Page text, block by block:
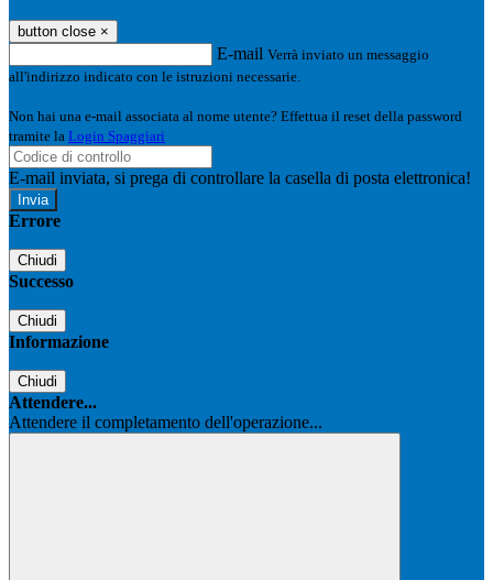
button close ×
E-mail Verrà inviato un messaggio
all'indirizzo indicato con le istruzioni necessarie.
Non hai una e-mail associata al nome utente? Effettua il reset della password
tramite la Login Spaggiari
E-mail inviata, si prega di controllare la casella di posta elettronica!
Errore
Chiudi
Successo
Chiudi
Informazione
Chiudi
Attendere...
Attendere il completamento dell'operazione...